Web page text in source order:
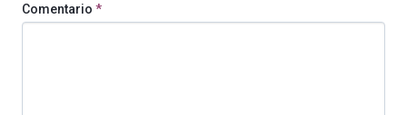
Comentario *